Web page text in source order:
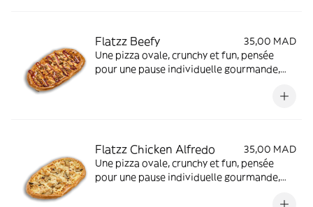
Flatzz Beefy
35,00 MAD
Une pizza ovale, crunchy et fun, pensée
pour une pause individuelle gourmande,
Flatzz Chicken Alfredo
35,00 MAD
Une pizza ovale, crunchy et fun, pensée
pour une pause individuelle gourmande,